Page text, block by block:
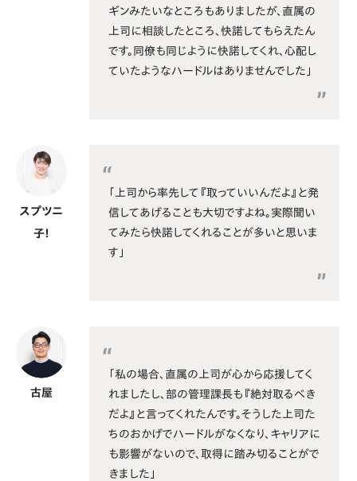
ギンみたいなところもありましたが、直属の
上司に相談したところ、快諾してもらえたん
です。同僚も同じように快諾してくれ、心配し
ていたようなハードルはありませんでした」
スプツニ
子！
「上司から率先して『取っていいんだよ』と発
信してあげることも大切ですよね。実際聞い
てみたら快諾してくれることが多いと思いま
す」
古屋
「私の場合、直属の上司が心から応援してく
れましたし、部の管理課長も『絶対取るべき
だよ』と言ってくれたんです。そうした上司た
ちのおかげでハードルがなくなり、キャリアに
も影響がないので、取得に踏み切ることがで
きました」